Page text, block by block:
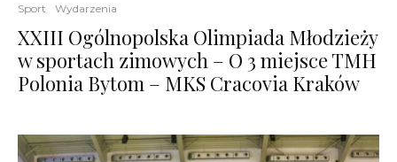
Sport Wydarzenia
XXIII Ogólnopolska Olimpiada Młodzieży
w sportach zimowych – O 3 miejsce TMH
Polonia Bytom – MKS Cracovia Kraków